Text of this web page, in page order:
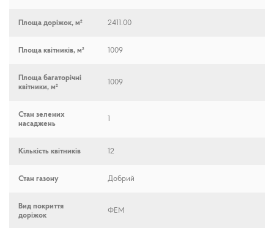
Площа доріжок, м² 2411.00
Площа квітників, м² 1009
Площа багаторічні
квітники, м²
1009
Стан зелених
насаджень
1
Кількість квітників 12
Стан газону Добрий
Вид покриття
доріжок
ФЕМ